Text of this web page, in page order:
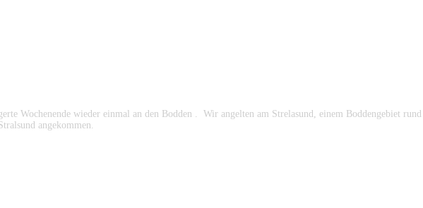
Wochenende wieder einmal an den Bodden . Wir angelten am Strelasund, einem Boddengebiet
angekommen.